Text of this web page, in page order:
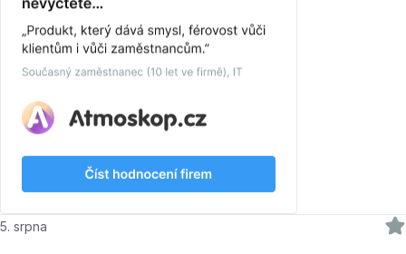
5. srpna